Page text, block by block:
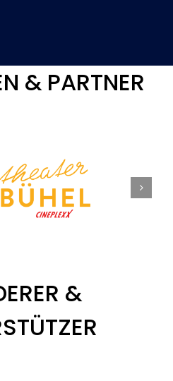
& PARTNER
&